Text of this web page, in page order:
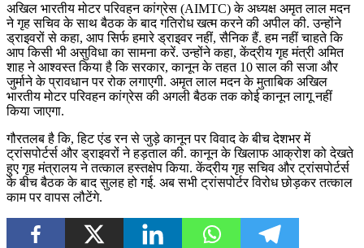
अखिल भारतीय मोटर परिवहन कांग्रेस (AIMTC) के अध्यक्ष अमृत लाल मदन
ने गृह सचिव के साथ बैठक के बाद गतिरोध खत्म करने की अपील की. उन्होंने
ड्राइवरों से कहा, आप सिर्फ हमारे ड्राइवर नहीं, सैनिक हैं. हम नहीं चाहते कि
आप किसी भी असुविधा का सामना करें. उन्होंने कहा, केंद्रीय गृह मंत्री अमित
शाह ने आश्वस्त किया है कि सरकार, कानून के तहत 10 साल की सजा और
जुर्माने के प्रावधान पर रोक लगाएगी. अमृत लाल मदन के मुताबिक अखिल
भारतीय मोटर परिवहन कांग्रेस की अगली बैठक तक कोई कानून लागू नहीं
किया जाएगा.
गौरतलब है कि, हिट एंड रन से जुड़े कानून पर विवाद के बीच देशभर में
ट्रांसपोर्टर्स और ड्राइवरों ने हड़ताल की. कानून के खिलाफ आक्रोश को देखते
हुए गृह मंत्रालय ने तत्काल हस्तक्षेप किया. केंद्रीय गृह सचिव और ट्रांसपोर्टर्स
के बीच बैठक के बाद सुलह हो गई. अब सभी ट्रांसपोर्टर विरोध छोड़कर तत्काल
काम पर वापस लौटेंगे.